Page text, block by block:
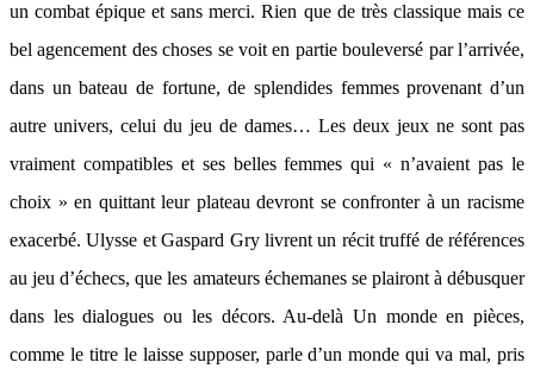
un combat épique et sans merci. Rien que de très classique mais ce
bel agencement des choses se voit en partie bouleversé par l’arrivée,
dans un bateau de fortune, de splendides femmes provenant d’un
autre univers, celui du jeu de dames… Les deux jeux ne sont pas
vraiment compatibles et ses belles femmes qui « n’avaient pas le
choix » en quittant leur plateau devront se confronter à un racisme
exacerbé. Ulysse et Gaspard Gry livrent un récit truffé de références
au jeu d’échecs, que les amateurs échemanes se plairont à débusquer
dans les dialogues ou les décors. Au-delà Un monde en pièces,
comme le titre le laisse supposer, parle d’un monde qui va mal, pris